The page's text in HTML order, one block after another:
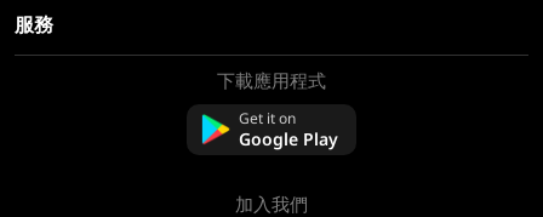
服務
下載應用程式
Get it on
Google Play
加入我們